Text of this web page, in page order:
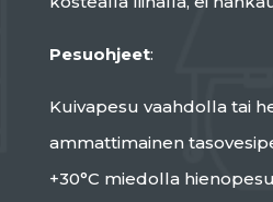
Pesuohjeet:
Kuivapesu vaahdolla tai
ammattimainen
+30°C miedolla